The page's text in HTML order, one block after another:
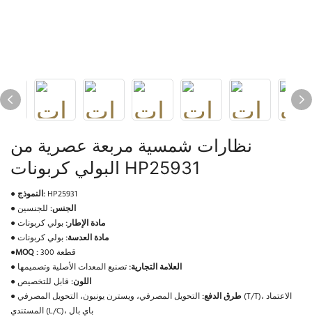
نظارات شمسية مربعة عصرية من
البولي كربونات HP25931
● النموذج: HP25931
●
الجنس: للجنسين
●
مادة الإطار:بولي كربونات
●
مادة العدسة:بولي كربونات
●MOQ :
300 قطعة
●
العلامة التجارية:تصنيع المعدات الأصلية وتصميمها
●
اللون: قابل للتخصيص
●
طرق الدفع:التحويل المصرفي، ويسترن يونيون، التحويل المصرفي (T/T)، الاعتماد
المستندي (L/C)، باي بال